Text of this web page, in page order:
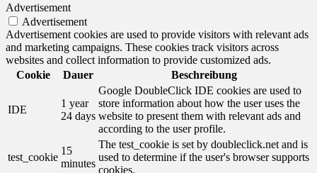
Advertisement
Advertisement
Advertisement cookies are used to provide visitors with relevant ads
and marketing campaigns. These cookies track visitors across
websites and collect information to provide customized ads.
Cookie
Dauer Beschreibung
IDE
1 year
24 days
Google DoubleClick IDE cookies are used to
store information about how the user uses the
website to present them with relevant ads and
according to the user profile.
test_cookie
15
minutes
The test_cookie is set by doubleclick.net and is
used to determine if the user's browser supports
cookies.